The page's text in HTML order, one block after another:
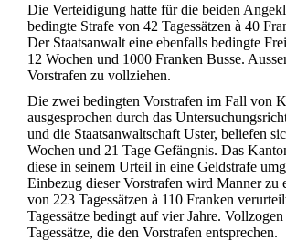
Die Verteidigung hatte für die beiden
bedingte Strafe von 42 Tagessätzen à 40
Der Staatsanwalt eine ebenfalls bedingte
12 Wochen und 1000 Franken Busse.
Vorstrafen zu vollziehen.
Die zwei bedingten Vorstrafen im Fall von
ausgesprochen durch das
und die Staatsanwaltschaft Uster, beliefen
Wochen und 21 Tage Gefängnis. Das
diese in seinem Urteil in eine Geldstrafe
Einbezug dieser Vorstrafen wird Manner zu
von 223 Tagessätzen à 110 Franken
Tagessätze bedingt auf vier Jahre.
Tagessätze, die den Vorstrafen entsprechen.